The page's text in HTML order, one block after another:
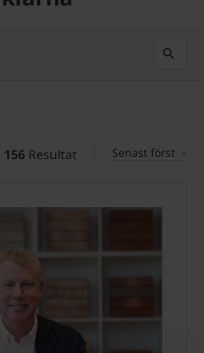
156 Resultat Senast först